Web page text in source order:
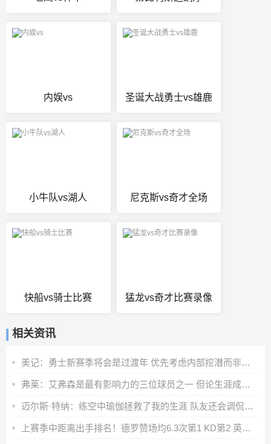
内娱vs 圣诞大战勇士vs雄鹿
小牛队vs湖人 尼克斯vs奇才全场
快船vs骑士比赛 猛龙vs奇才比赛录像
相关资讯
美记：勇士新赛季将会是过渡年 优先考虑内部挖潜而非引援
弗莱：艾弗森是最有影响力的三位球员之一 但论生涯成就保罗出色
迈尔斯·特纳：练空中瑜伽拯救了我的生涯 队友还会调侃我练这个
上赛季中距离出手排名！德罗赞场均6.3次第1 KD第2 英格拉姆第3